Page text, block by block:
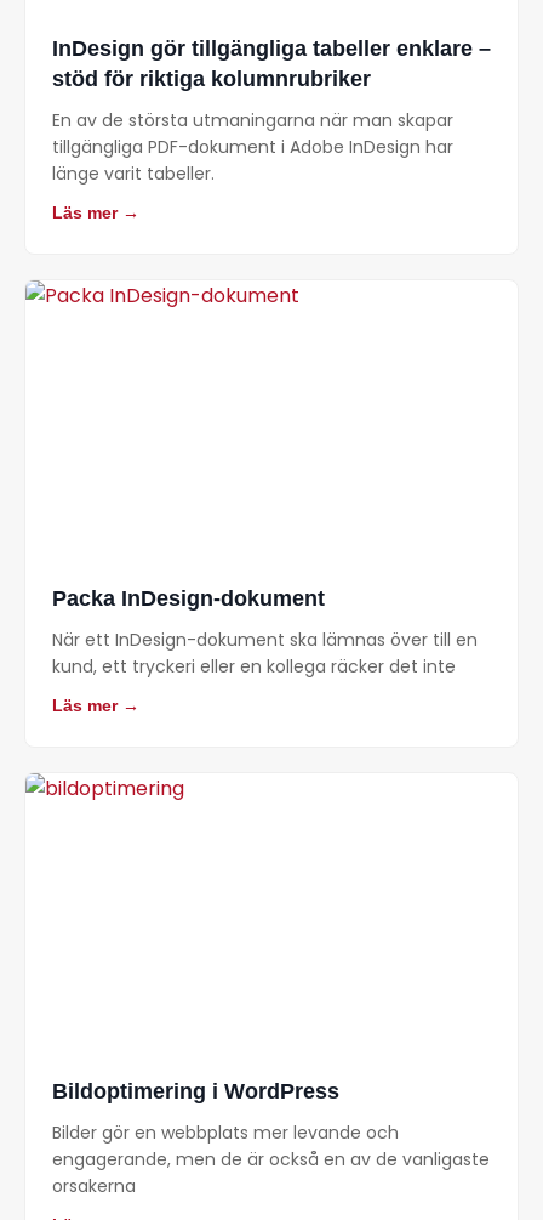
InDesign gör tillgängliga tabeller enklare –
stöd för riktiga kolumnrubriker
En av de största utmaningarna när man skapar
tillgängliga PDF-dokument i Adobe InDesign har
länge varit tabeller.
Läs mer →
Packa InDesign-dokument
När ett InDesign-dokument ska lämnas över till en
kund, ett tryckeri eller en kollega räcker det inte
Läs mer →
Bildoptimering i WordPress
Bilder gör en webbplats mer levande och
engagerande, men de är också en av de vanligaste
orsakerna